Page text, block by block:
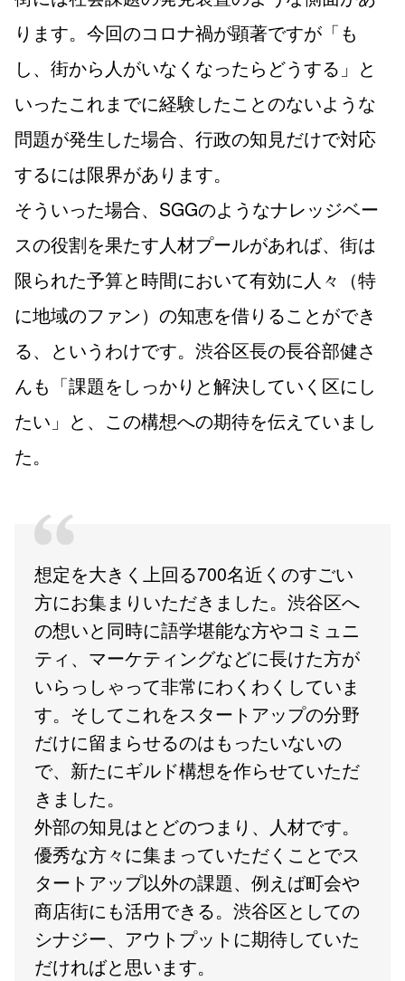
ります。今回のコロナ禍が顕著ですが「も
し、街から人がいなくなったらどうする」と
いったこれまでに経験したことのないような
問題が発生した場合、行政の知見だけで対応
するには限界があります。
そういった場合、SGGのようなナレッジベー
スの役割を果たす人材プールがあれば、街は
限られた予算と時間において有効に人々（特
に地域のファン）の知恵を借りることができ
る、というわけです。渋谷区長の長谷部健さ
んも「課題をしっかりと解決していく区にし
たい」と、この構想への期待を伝えていまし
た。
想定を大きく上回る700名近くのすごい
方にお集まりいただきました。渋谷区へ
の想いと同時に語学堪能な方やコミュニ
ティ、マーケティングなどに長けた方が
いらっしゃって非常にわくわくしていま
す。そしてこれをスタートアップの分野
だけに留まらせるのはもったいないの
で、新たにギルド構想を作らせていただ
きました。
外部の知見はとどのつまり、人材です。
優秀な方々に集まっていただくことでス
タートアップ以外の課題、例えば町会や
商店街にも活用できる。渋谷区としての
シナジー、アウトプットに期待していた
だければと思います。